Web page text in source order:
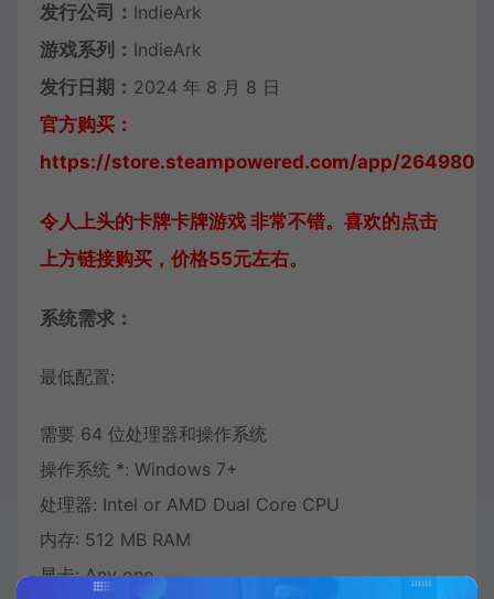
发行公司： IndieArk
游戏系列： IndieArk
发行日期： 2024 年 8 月 8 日
官方购买：
https://store.steampowered.com/app/
令人上头的卡牌卡牌游戏 非常不错。喜欢的点击
上方链接购买，价格55元左右。
系统需求：
最低配置:
需要 64 位处理器和操作系统
操作系统 *: Windows 7+
处理器: Intel or AMD Dual Core CPU
内存: 512 MB RAM
显卡: Any one